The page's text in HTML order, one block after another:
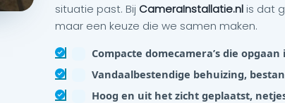
situatie past. Bij CameraInstallatie.nl is dat
maar een keuze die we samen maken.
Compacte domecamera’s die
Vandaalbestendige behuizing,
Hoog en uit het zicht geplaatst,